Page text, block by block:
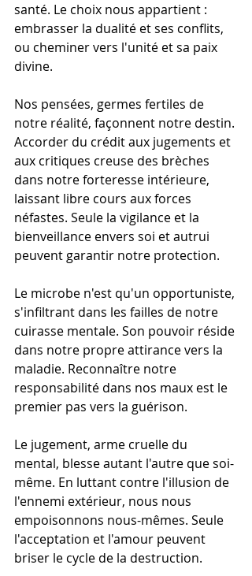
santé. Le choix nous appartient :
embrasser la dualité et ses conflits,
ou cheminer vers l'unité et sa paix
divine.
Nos pensées, germes fertiles de
notre réalité, façonnent notre destin.
Accorder du crédit aux jugements et
aux critiques creuse des brèches
dans notre forteresse intérieure,
laissant libre cours aux forces
néfastes. Seule la vigilance et la
bienveillance envers soi et autrui
peuvent garantir notre protection.
Le microbe n'est qu'un opportuniste,
s'infiltrant dans les failles de notre
cuirasse mentale. Son pouvoir réside
dans notre propre attirance vers la
maladie. Reconnaître notre
responsabilité dans nos maux est le
premier pas vers la guérison.
Le jugement, arme cruelle du
mental, blesse autant l'autre que soi-
même. En luttant contre l'illusion de
l'ennemi extérieur, nous nous
empoisonnons nous-mêmes. Seule
l'acceptation et l'amour peuvent
briser le cycle de la destruction.